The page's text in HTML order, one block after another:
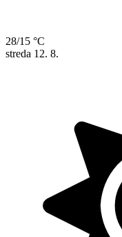
28/15 °C
streda 12. 8.